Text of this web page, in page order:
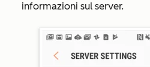
informazioni sul server.